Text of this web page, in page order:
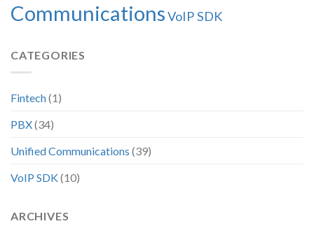
CommunicationsVoIP SDK
CATEGORIES
Fintech(1)
PBX(34)
Unified Communications (39)
VoIP SDK(10)
ARCHIVES